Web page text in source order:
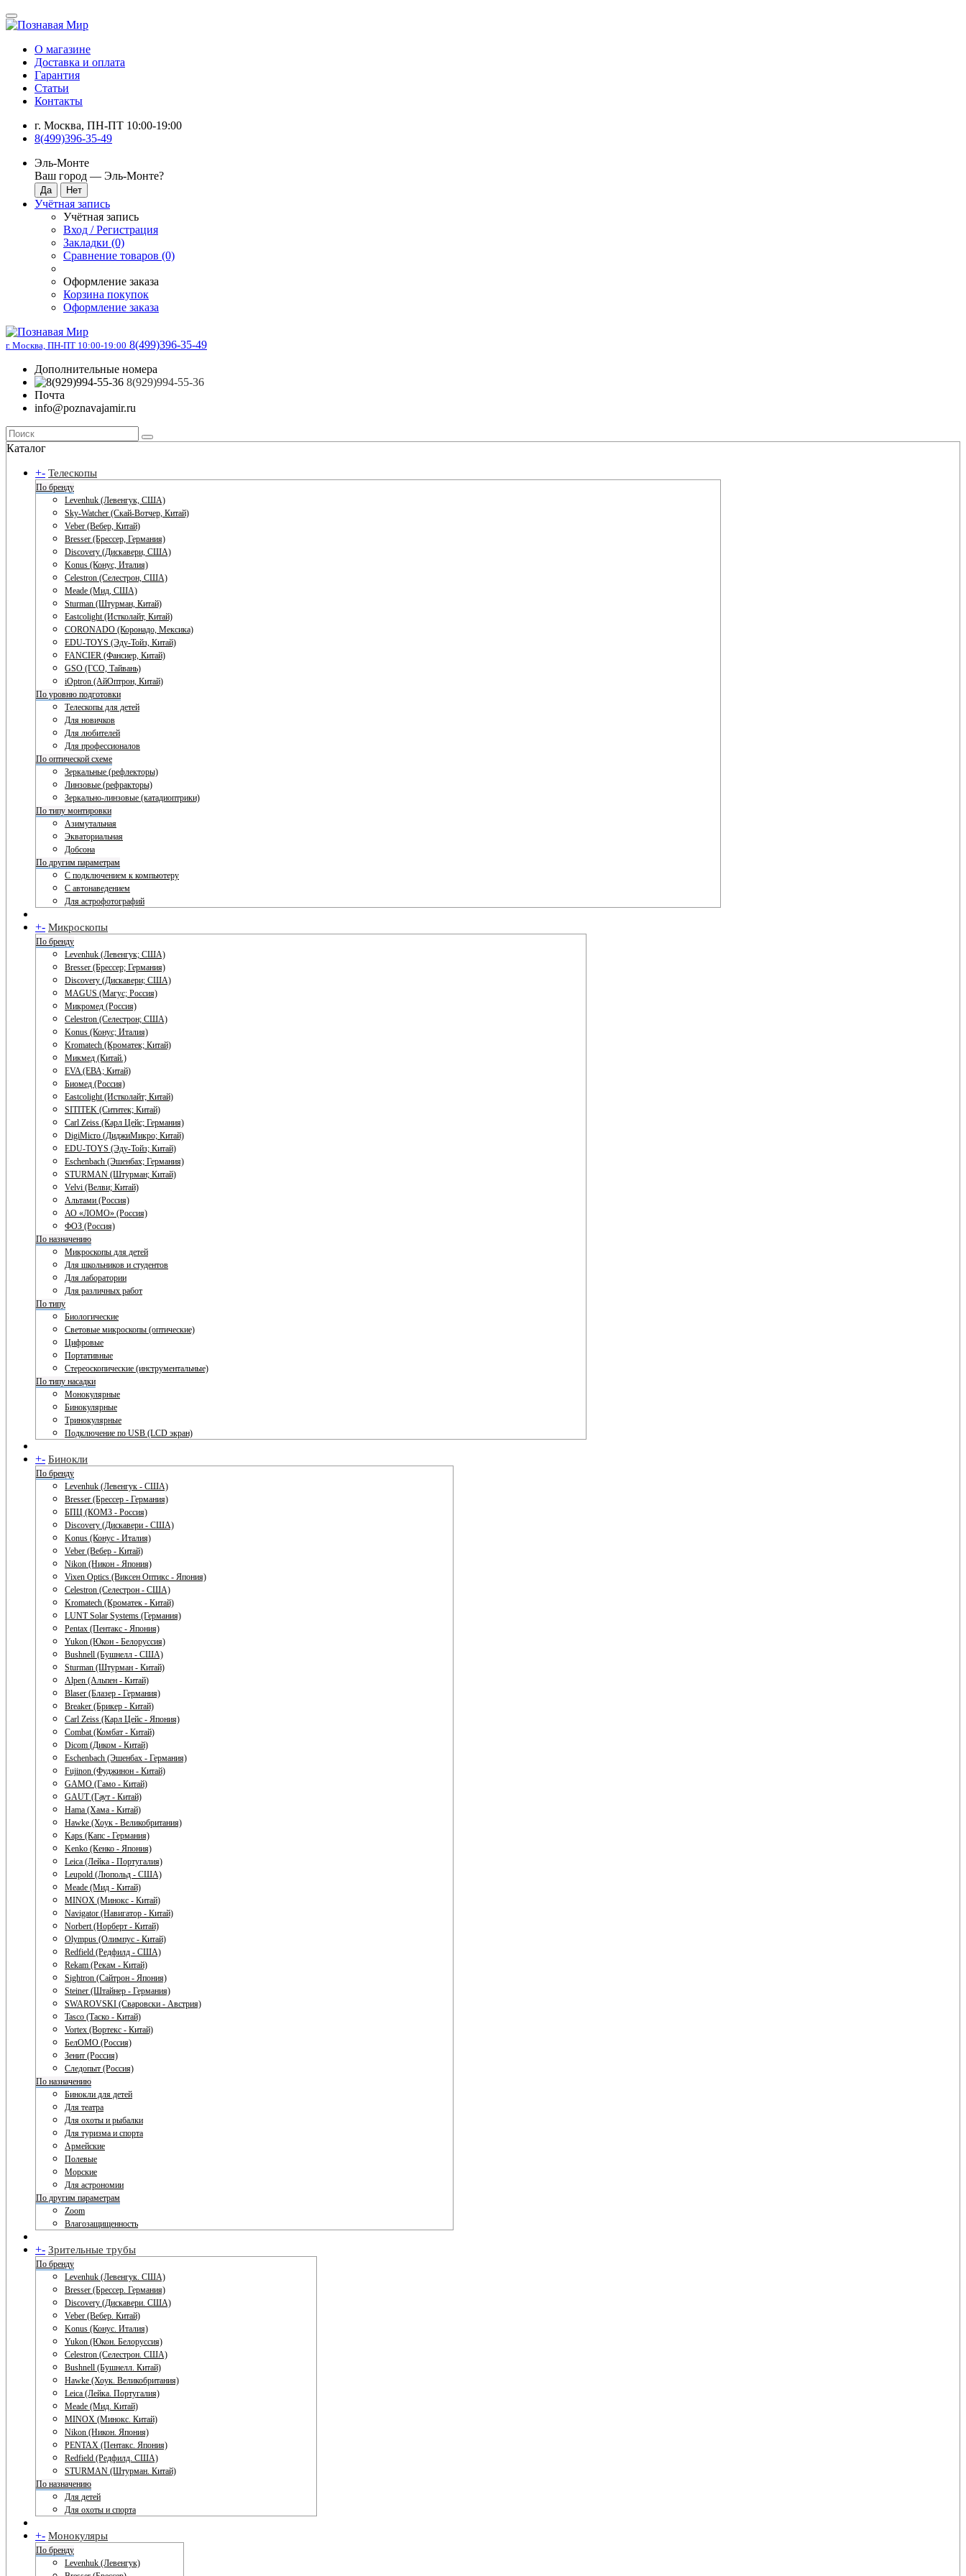
О магазине
Доставка и оплата
Гарантия
Статьи
Контакты
г. Москва, ПН-ПТ 10:00-19:00
8(499)396-35-49
Эль-Монте
Ваш город — Эль-Монте?
Учётная запись
Учётная запись
Вход / Регистрация
Закладки (0)
Сравнение товаров (0)
Оформление заказа
Корзина покупок
Оформление заказа
г. Москва, ПН-ПТ 10:00-19:00 8(499)396-35-49
Дополнительные номера
8(929)994-55-36
Почта
info@poznavajamir.ru
Каталог
+- Телескопы
По бренду
Levenhuk (Левенгук, США)
Sky-Watcher (Скай-Вотчер, Китай)
Veber (Вебер, Китай)
Bresser (Брессер, Германия)
Discovery (Дискавери, США)
Konus (Конус, Италия)
Celestron (Селестрон, США)
Meade (Мид, США)
Sturman (Штурман, Китай)
Eastcolight (Истколайт, Китай)
CORONADO (Коронадо, Мексика)
EDU-TOYS (Эду-Тойз, Китай)
FANCIER (Фансиер, Китай)
GSO (ГСО, Тайвань)
iOptron (АйОптрон, Китай)
По уровню подготовки
Телескопы для детей
Для новичков
Для любителей
Для профессионалов
По оптической схеме
Зеркальные (рефлекторы)
Линзовые (рефракторы)
Зеркально-линзовые (катадиоптрики)
По типу монтировки
Азимутальная
Экваториальная
Добсона
По другим параметрам
С подключением к компьютеру
С автонаведением
Для астрофотографий
+- Микроскопы
По бренду
Levenhuk (Левенгук; США)
Bresser (Брессер; Германия)
Discovery (Дискавери; США)
MAGUS (Магус; Россия)
Микромед (Россия)
Celestron (Селестрон; США)
Konus (Конус; Италия)
Kromatech (Кроматек; Китай)
Микмед (Китай.)
EVA (ЕВА; Китай)
Биомед (Россия)
Eastcolight (Истколайт; Китай)
SITITEK (Сититек; Китай)
Carl Zeiss (Карл Цейс; Германия)
DigiMicro (ДиджиМикро; Китай)
EDU-TOYS (Эду-Тойз; Китай)
Eschenbach (Эшенбах; Германия)
STURMAN (Штурман; Китай)
Velvi (Велви; Китай)
Альтами (Россия)
АО «ЛОМО» (Россия)
ФОЗ (Россия)
По назначению
Микроскопы для детей
Для школьников и студентов
Для лаборатории
Для различных работ
По типу
Биологические
Световые микроскопы (оптические)
Цифровые
Портативные
Стереоскопические (инструментальные)
По типу насадки
Монокулярные
Бинокулярные
Тринокулярные
Подключение по USB (LCD экран)
+- Бинокли
По бренду
Levenhuk (Левенгук - США)
Bresser (Брессер - Германия)
БПЦ (КОМЗ - Россия)
Discovery (Дискавери - США)
Konus (Конус - Италия)
Veber (Вебер - Китай)
Nikon (Никон - Япония)
Vixen Optics (Виксен Оптикс - Япония)
Celestron (Селестрон - США)
Kromatech (Кроматек - Китай)
LUNT Solar Systems (Германия)
Pentax (Пентакс - Япония)
Yukon (Юкон - Белоруссия)
Bushnell (Бушнелл - США)
Sturman (Штурман - Китай)
Alpen (Альпен - Китай)
Blaser (Блазер - Германия)
Breaker (Брикер - Китай)
Carl Zeiss (Карл Цейс - Япония)
Combat (Комбат - Китай)
Dicom (Диком - Китай)
Eschenbach (Эшенбах - Германия)
Fujinon (Фуджинон - Китай)
GAMO (Гамо - Китай)
GAUT (Гаут - Китай)
Hama (Хама - Китай)
Hawke (Хоук - Великобритания)
Kaps (Капс - Германия)
Kenko (Кенко - Япония)
Leica (Лейка - Португалия)
Leupold (Люпольд - США)
Meade (Мид - Китай)
MINOX (Минокс - Китай)
Navigator (Навигатор - Китай)
Norbert (Норберт - Китай)
Olympus (Олимпус - Китай)
Redfield (Редфилд - США)
Rekam (Рекам - Китай)
Sightron (Сайтрон - Япония)
Steiner (Штайнер - Германия)
SWAROVSKI (Сваровски - Австрия)
Tasco (Таско - Китай)
Vortex (Вортекс - Китай)
БелОМО (Россия)
Зенит (Россия)
Следопыт (Россия)
По назначению
Бинокли для детей
Для театра
Для охоты и рыбалки
Для туризма и спорта
Армейские
Полевые
Морские
Для астрономии
По другим параметрам
Zoom
Влагозащищенность
+- Зрительные трубы
По бренду
Levenhuk (Левенгук. США)
Bresser (Брессер. Германия)
Discovery (Дискавери. США)
Veber (Вебер. Китай)
Konus (Конус. Италия)
Yukon (Юкон. Белоруссия)
Celestron (Селестрон. США)
Bushnell (Бушнелл. Китай)
Hawke (Хоук. Великобритания)
Leica (Лейка. Португалия)
Meade (Мид. Китай)
MINOX (Минокс. Китай)
Nikon (Никон. Япония)
PENTAX (Пентакс. Япония)
Redfield (Редфилд. США)
STURMAN (Штурман. Китай)
По назначению
Для детей
Для охоты и спорта
+- Монокуляры
По бренду
Levenhuk (Левенгук)